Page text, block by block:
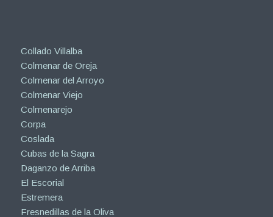
Collado Villalba
Colmenar de Oreja
Colmenar del Arroyo
Colmenar Viejo
Colmenarejo
Corpa
Coslada
Cubas de la Sagra
Daganzo de Arriba
El Escorial
Estremera
Fresnedillas de la Oliva